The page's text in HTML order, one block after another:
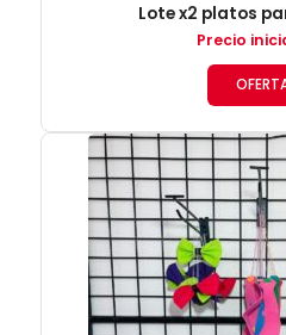
Lote x2 platos
Precio